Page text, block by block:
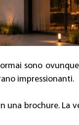
sono
impressionanti.
una brochure. La